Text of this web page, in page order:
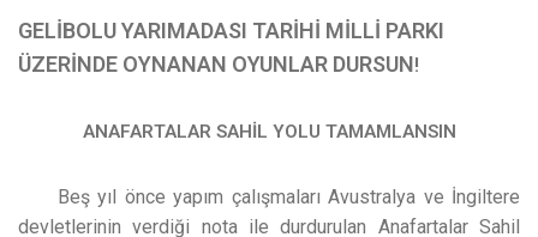
GELİBOLU YARIMADASI TARİHİ MİLLİ PARKI
ÜZERİNDE OYNANAN OYUNLAR DURSUN!
ANAFARTALAR SAHİL YOLU TAMAMLANSIN
Beş yıl önce yapım çalışmaları Avustralya ve İngiltere
devletlerinin verdiği nota ile durdurulan Anafartalar Sahil